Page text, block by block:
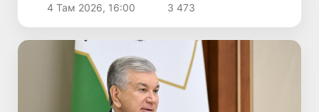
4 Там 2026, 16:00 3 473